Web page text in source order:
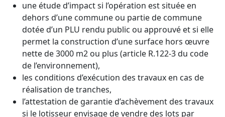
une étude d’impact si l’opération est située en
dehors d’une commune ou partie de commune
dotée d’un PLU rendu public ou approuvé et si elle
permet la construction d’une surface hors œuvre
nette de 3000 m2 ou plus (article R.122-3 du code
de l’environnement),
les conditions d’exécution des travaux en cas de
réalisation de tranches,
l’attestation de garantie d’achèvement des travaux
si le lotisseur envisage de vendre des lots par